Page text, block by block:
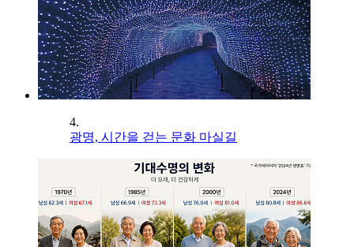
4.
광명, 시간을 걷는 문화 마실길